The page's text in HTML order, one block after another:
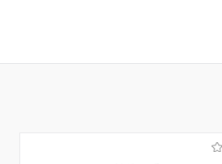
Купить в 1 клик
Сравнение